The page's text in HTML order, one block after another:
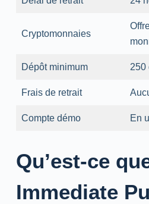
Cryptomonnaies
Dépôt minimum 250
Frais de retrait
Compte démo En
Qu’est-ce
Immediate